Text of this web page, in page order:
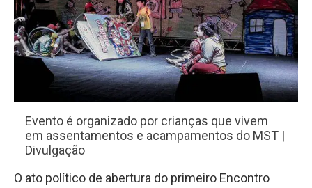
Evento é organizado por crianças que vivem
em assentamentos e acampamentos do MST |
Divulgação
O ato político de abertura do primeiro Encontro